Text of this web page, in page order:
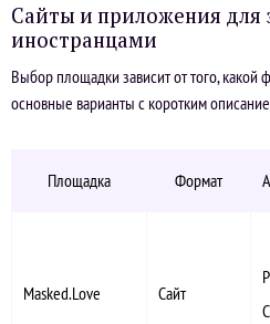
Сайты и приложения для
иностранцами
Выбор площадки зависит от того,
основные варианты с коротким
Площадка Формат
Masked.Love Сайт